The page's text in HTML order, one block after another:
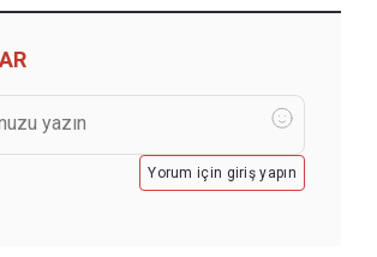
Yorum için giriş yapın